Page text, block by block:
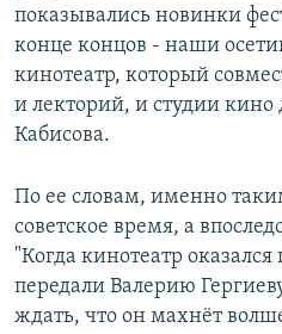
показывались новинки
конце концов - наши
кинотеатр, который
и лекторий, и студии кино
Кабисова.
По ее словам, именно
советское время, а
"Когда кинотеатр
передали Валерию
ждать, что он махнёт